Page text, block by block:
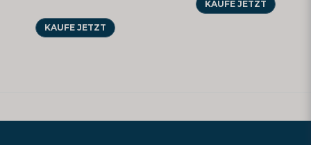
KAUFE JETZT
KAUFE JETZT